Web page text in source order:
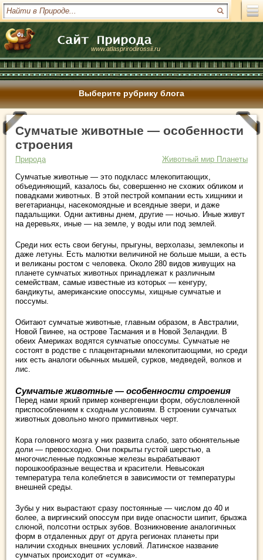
www.atlasprirodirossii.ru
Выберите рубрику блога
Сумчатые животные — особенности
строения
Природа
Животный мир Планеты
Сумчатые животные — это подкласс млекопитающих,
объединяющий, казалось бы, совершенно не схожих обликом и
повадками животных. В этой пестрой компании есть хищники и
вегетарианцы, насекомоядные и всеядные звери, и даже
падальщики. Одни активны днем, другие — ночью. Иные живут
на деревьях, иные — на земле, у воды или под землей.
Среди них есть свои бегуны, прыгуны, верхолазы, землекопы и
даже летуны. Есть малютки величиной не больше мыши, а есть
и великаны ростом с человека. Около 280 видов живущих на
планете сумчатых животных принадлежат к различным
семействам, самые известные из которых — кенгуру,
бандикуты, американские опоссумы, хищные сумчатые и
поссумы.
Обитают сумчатые животные, главным образом, в Австралии,
Новой Гвинее, на острове Тасмания и в Новой Зеландии. В
обеих Америках водятся сумчатые опоссумы. Сумчатые не
состоят в родстве с плацентарными млекопитающими, но среди
них есть аналоги обычных мышей, сурков, медведей, волков и
лис.
Сумчатые животные — особенности строения
Перед нами яркий пример конвергенции форм, обусловленной
приспособлением к сходным условиям. В строении сумчатых
животных довольно много примитивных черт.
Кора головного мозга у них развита слабо, зато обонятельные
доли — превосходно. Они покрыты густой шерстью, а
многочисленные подкожные железы вырабатывают
порошкообразные вещества и красители. Невысокая
температура тела колеблется в зависимости от температуры
внешней среды.
Зубы у них вырастают сразу постоянные — числом до 40 и
более, а виргинский опоссум при виде опасности шипит, брызжа
слюной, полсотни острых зубов. Возникновение аналогичных
форм в отдаленных друг от друга регионах планеты при
наличии сходных внешних условий. Латинское название
сумчатых происходит от «сумка».